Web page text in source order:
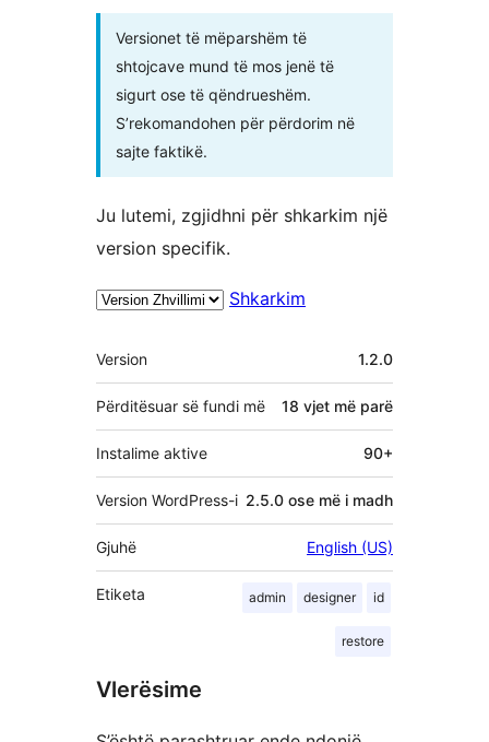
Versionet të mëparshëm të
shtojcave mund të mos jenë të
sigurt ose të qëndrueshëm.
S’rekomandohen për përdorim në
sajte faktikë.
Ju lutemi, zgjidhni për shkarkim një
version specifik.
Shkarkim
Të
tjera
Version 1.2.0
Përditësuar së fundi më 18 vjet më parë
Instalime aktive 90+
Version WordPress-i 2.5.0 ose më i madh
Gjuhë English (US)
Etiketa admin designer id
restore
Vlerësime